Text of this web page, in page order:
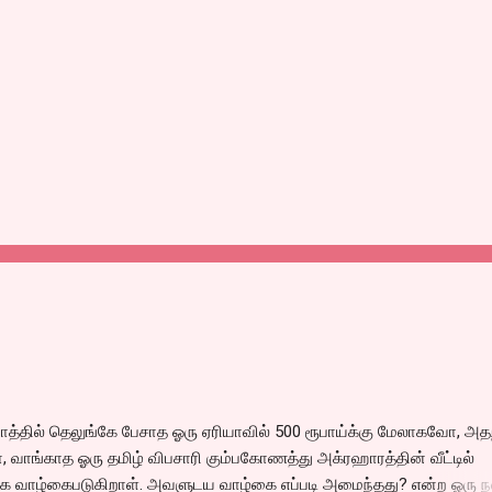
தெலுங்கே பேசாத ஓரு ஏரியாவில் 500 ரூபாய்க்கு மேலாகவோ,
ஓரு தமிழ் விபசாரி கும்பகோணத்து அக்ரஹாரத்தின் வீட்டில்
வாழ்கைபடுகிறாள். அவளுடய வாழ்கை எப்படி அமைந்தது? என்ற ஓரு